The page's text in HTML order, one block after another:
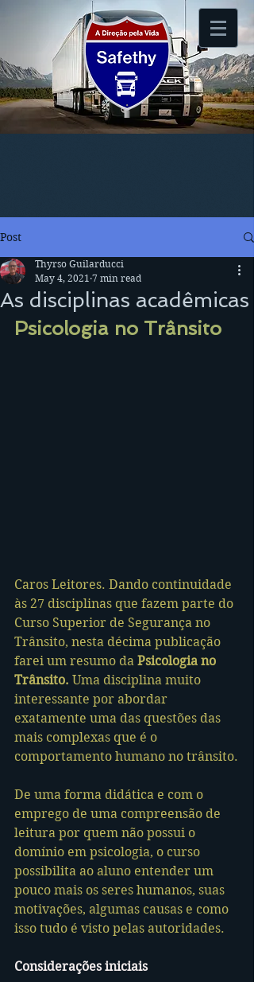
Post
As disciplinas acadêmicas
Thyrso Guilarducci
May 4, 2021 7 min read
Psicologia no Trânsito
Caros Leitores. Dando continuidade
às 27 disciplinas que fazem parte do
Curso Superior de Segurança no
Trânsito, nesta décima publicação
farei um resumo da Psicologia no
Trânsito. Uma disciplina muito
interessante por abordar
exatamente uma das questões das
mais complexas que é o
comportamento humano no trânsito.
De uma forma didática e com o
emprego de uma compreensão de
leitura por quem não possui o
domínio em psicologia, o curso
possibilita ao aluno entender um
pouco mais os seres humanos, suas
motivações, algumas causas e como
isso tudo é visto pelas autoridades.
Considerações iniciais